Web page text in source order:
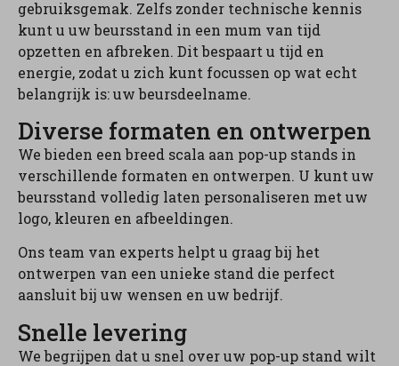
gebruiksgemak. Zelfs zonder technische kennis
kunt u uw beursstand in een mum van tijd
opzetten en afbreken. Dit bespaart u tijd en
energie, zodat u zich kunt focussen op wat echt
belangrijk is: uw beursdeelname.
Diverse formaten en ontwerpen
We bieden een breed scala aan pop-up stands in
verschillende formaten en ontwerpen. U kunt uw
beursstand volledig laten personaliseren met uw
logo, kleuren en afbeeldingen.
Ons team van experts helpt u graag bij het
ontwerpen van een unieke stand die perfect
aansluit bij uw wensen en uw bedrijf.
Snelle levering
We begrijpen dat u snel over uw pop-up stand wilt